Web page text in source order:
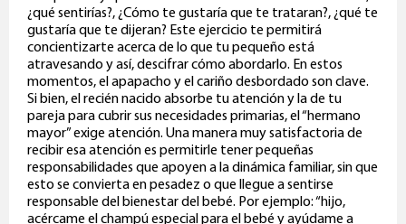
¿qué sentirías?, ¿Cómo te gustaría que te trataran?, ¿qué te
gustaría que te dijeran? Este ejercicio te permitirá
concientizarte acerca de lo que tu pequeño está
atravesando y así, descifrar cómo abordarlo. En estos
momentos, el apapacho y el cariño desbordado son clave.
Si bien, el recién nacido absorbe tu atención y la de tu
pareja para cubrir sus necesidades primarias, el “hermano
mayor” exige atención. Una manera muy satisfactoria de
recibir esa atención es permitirle tener pequeñas
responsabilidades que apoyen a la dinámica familiar, sin que
esto se convierta en pesadez o que llegue a sentirse
responsable del bienestar del bebé. Por ejemplo: “hijo,
acércame el champú especial para el bebé y ayúdame a